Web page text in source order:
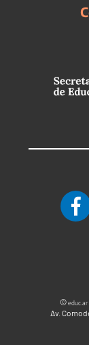
©educ.ar
Av.